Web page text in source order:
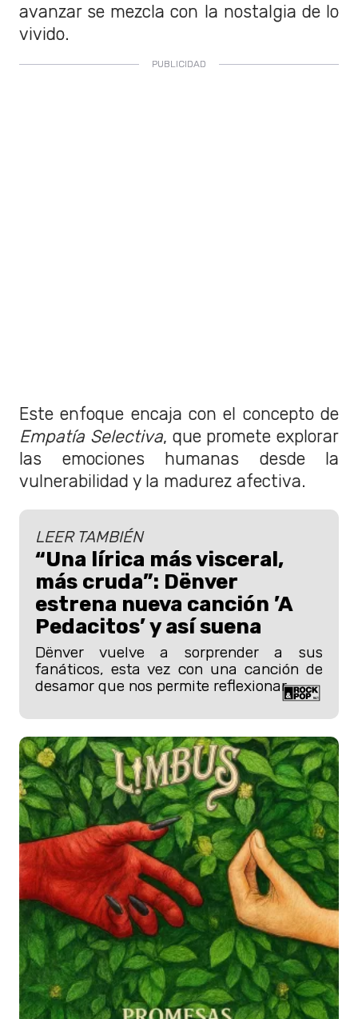
avanzar se mezcla con la nostalgia de lo
vivido.
Este enfoque encaja con el concepto de
Empatía Selectiva, que promete explorar
las emociones humanas desde la
vulnerabilidad y la madurez afectiva.
LEER TAMBIÉN
“Una lírica más visceral,
más cruda”: Dënver
estrena nueva canción ’A
Pedacitos’ y así suena
Dënver vuelve a sorprender a sus
fanáticos, esta vez con una canción de
desamor que nos permite reflexionar.